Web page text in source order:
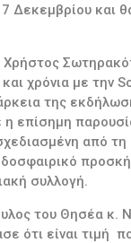
Δεκεμβρίου και
Χρήστος
χρόνια με την
της
επίσημη
από τη
συλλογή.
του Θησέα κ.
ότι είναι τιμή